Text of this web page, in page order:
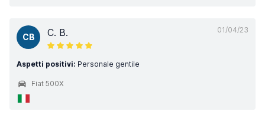
01/04/23
CB C. B.
Aspetti positivi: Personale gentile
Fiat 500X